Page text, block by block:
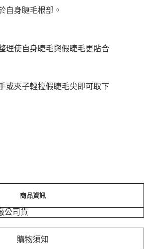
自身睫毛根部。
理使自身睫毛與假睫毛更貼合
或夾子輕拉假睫毛尖即可取下
商品資訊
公司貨
購物須知